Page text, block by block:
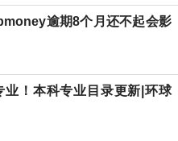
逾期8个月还不起会影
业！本科专业目录更新|环球